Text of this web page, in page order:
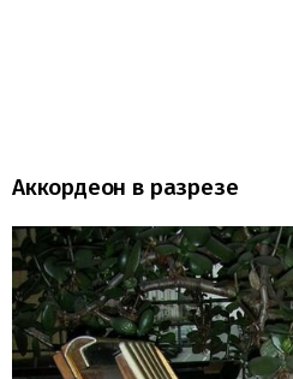
Аккордеон в разрезе